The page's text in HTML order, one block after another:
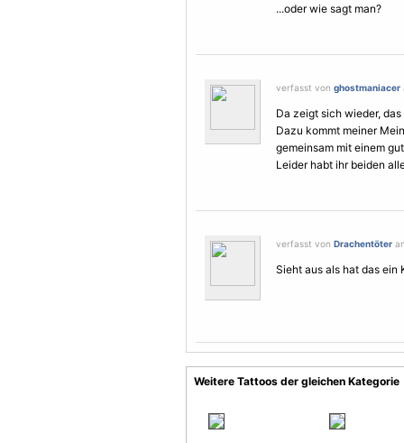
...oder wie sagt man?
verfasst von ghostmaniacer
Da zeigt sich wieder,
Dazu kommt meiner
gemeinsam mit einem
Leider habt ihr beiden
verfasst von Drachentöter
Sieht aus als hat das ein
Weitere Tattoos der gleichen Kategorie